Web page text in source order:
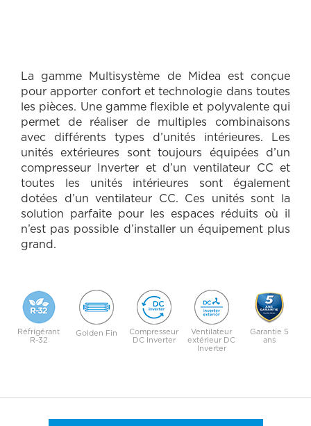
D
E
S
C
R
I
P
T
I
La gamme Multisystème de Midea est conçue
pour apporter confort et technologie dans toutes
les pièces. Une gamme flexible et polyvalente qui
permet de réaliser de multiples combinaisons
avec différents types d’unités intérieures. Les
unités extérieures sont toujours équipées d’un
compresseur Inverter et d’un ventilateur CC et
toutes les unités intérieures sont également
dotées d’un ventilateur CC. Ces unités sont la
solution parfaite pour les espaces réduits où il
n’est pas possible d’installer un équipement plus
grand.
Réfrigérant
R-32
Golden Fin
Compresseur
DC Inverter
Ventilateur
extérieur DC
Inverter
Garantie 5
ans